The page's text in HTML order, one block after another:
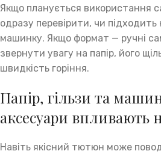
Якщо планується використання
одразу перевірити, чи підходить
машинку. Якщо формат — ручні
звернути увагу на папір, його
швидкість горіння.
Папір, гільзи та
аксесуари впливають
Навіть якісний тютюн може